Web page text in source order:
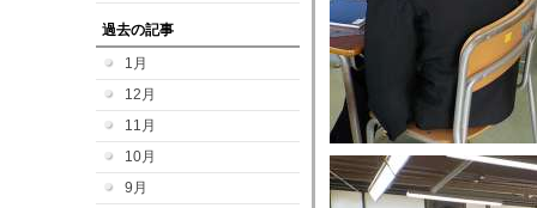
過去の記事
1月
12月
11月
10月
9月